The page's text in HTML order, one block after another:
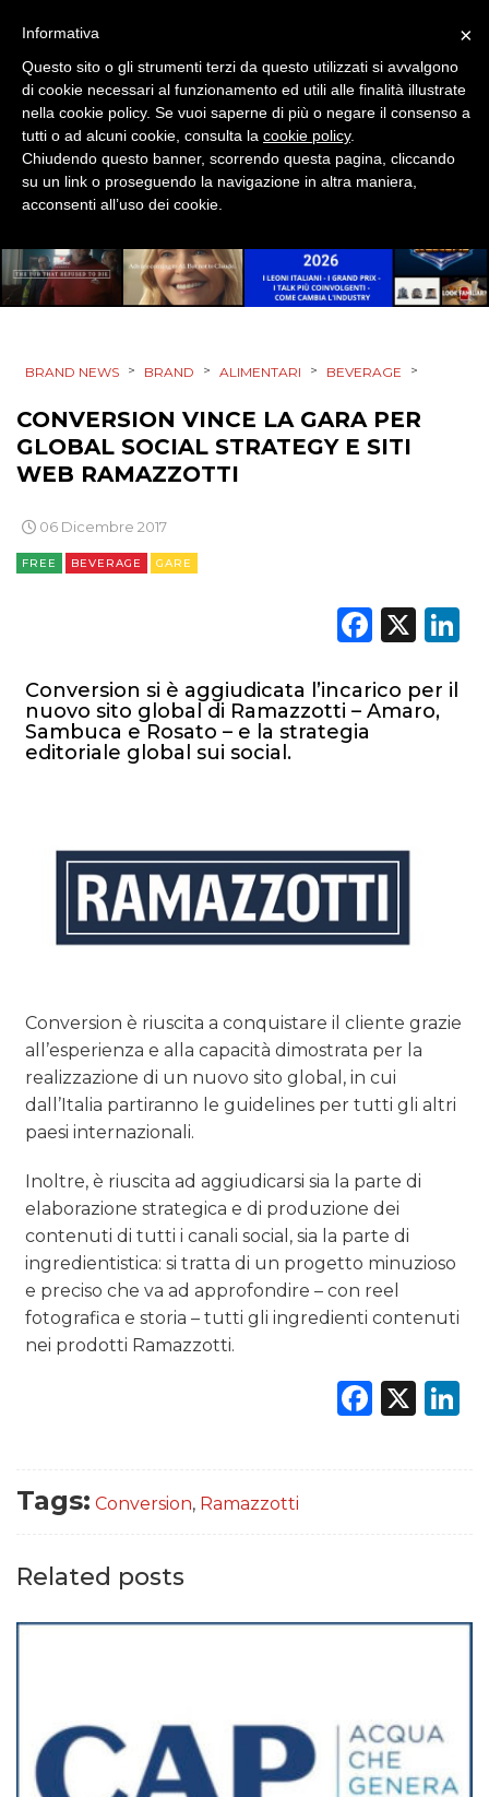
MOBILE
PROMOZIONI
PUNTI VENDITA
STRATEGIE
CINEMA
DIGITALE
RADIO / AUDIO
TV
PREVISIONI/SCENARI
NORMATIVE
TREND
OPINIONI
BRAND NEWS > BRAND > ALIMENTARI > BEVERAGE >
CONVERSION VINCE LA GARA PER
GLOBAL SOCIAL STRATEGY E SITI
WEB RAMAZZOTTI
06 Dicembre 2017
FREE BEVERAGE GARE
X
Conversion si è aggiudicata l’incarico per il
nuovo sito global di Ramazzotti – Amaro,
Sambuca e Rosato – e la strategia
editoriale global sui social.
Conversion è riuscita a conquistare il cliente grazie
all’esperienza e alla capacità dimostrata per la
realizzazione di un nuovo sito global, in cui
dall’Italia partiranno le guidelines per tutti gli altri
paesi internazionali.
Inoltre, è riuscita ad aggiudicarsi sia la parte di
elaborazione strategica e di produzione dei
contenuti di tutti i canali social, sia la parte di
ingredientistica: si tratta di un progetto minuzioso
e preciso che va ad approfondire – con reel
fotografica e storia – tutti gli ingredienti contenuti
nei prodotti Ramazzotti.
X
Tags: Conversion, Ramazzotti
Related posts
×
Informativa
Questo sito o gli strumenti terzi da questo utilizzati si avvalgono
di cookie necessari al funzionamento ed utili alle finalità illustrate
nella cookie policy. Se vuoi saperne di più o negare il consenso a
tutti o ad alcuni cookie, consulta la cookie policy.
Chiudendo questo banner, scorrendo questa pagina, cliccando
su un link o proseguendo la navigazione in altra maniera,
acconsenti all’uso dei cookie.